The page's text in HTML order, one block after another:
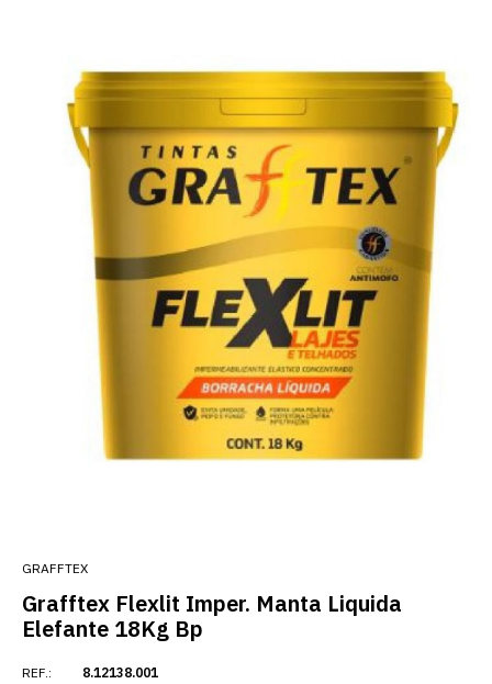
GRAFFTEX
Grafftex Flexlit Imper. Manta Liquida
Elefante 18Kg Bp
REF.:
8.12138.001